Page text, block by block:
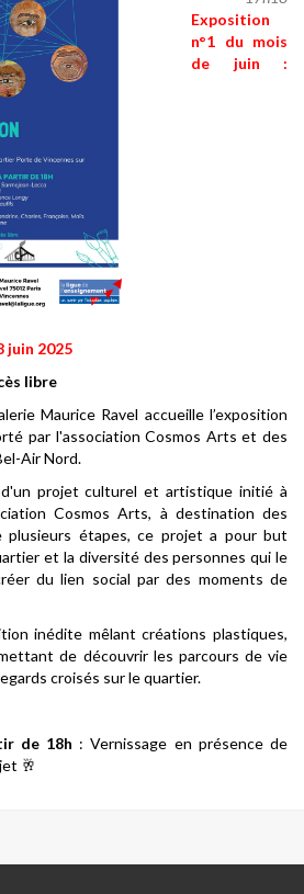
Exposition
n°1 du mois
de juin :
juin 2025
libre
Maurice Ravel accueille l’exposition
par l'association Cosmos Arts et des
Air Nord.
projet culturel et artistique initié à
Cosmos Arts, à destination des
plusieurs étapes, ce projet a pour but
et la diversité des personnes qui le
du lien social par des moments de
inédite mêlant créations plastiques,
de découvrir les parcours de vie
croisés sur le quartier.
de 18h : Vernissage en présence de
🥂